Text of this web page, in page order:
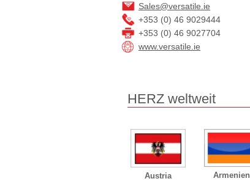
Sales@versatile.ie
+353 (0) 46 9029444
+353 (0) 46 9027704
www.versatile.ie
HERZ weltweit
Austria Armenien